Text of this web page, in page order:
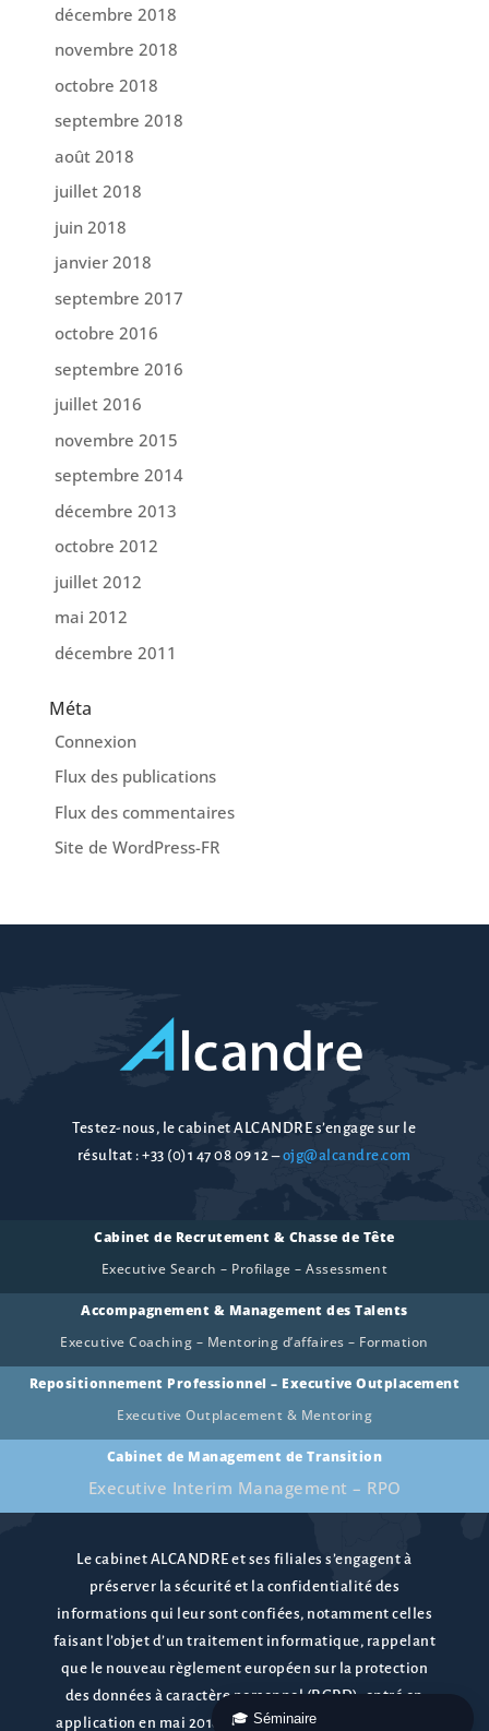
décembre 2018
novembre 2018
octobre 2018
septembre 2018
août 2018
juillet 2018
juin 2018
janvier 2018
septembre 2017
octobre 2016
septembre 2016
juillet 2016
novembre 2015
septembre 2014
décembre 2013
octobre 2012
juillet 2012
mai 2012
décembre 2011
Méta
Connexion
Flux des publications
Flux des commentaires
Site de WordPress-FR
Testez-nous, le cabinet ALCANDRE s’engage sur le
résultat :+33 (0)1 47 08 09 12–ojg@alcandre.com
Cabinet de Recrutement & Chasse de Tête
Executive Search – Profilage – Assessment
Accompagnement & Management des Talents
Executive Coaching – Mentoring d’affaires – Formation
Repositionnement Professionnel – Executive Outplacement
Executive Outplacement & Mentoring
Cabinet de Management de Transition
Executive Interim Management – RPO
Le cabinet ALCANDRE et ses filiales s’engagent à
préserver la sécurité et la confidentialité des
informations qui leur sont confiées, notamment celles
faisant l’objet d’un traitement informatique, rappelant
que le nouveau règlement européen sur la protection
des données à caractère personnel (RGPD), entré en
application en mai 2018 confère le droit de s’y opposer,